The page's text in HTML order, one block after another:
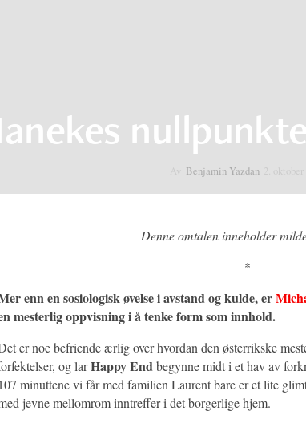
Benjamin Yazdan
Denne omtalen inneholder
*
enn en sosiologisk øvelse i avstand og kulde, er
mesterlig oppvisning i å tenke form som innhold.
er noe befriende ærlig over hvordan den østerrikske
og larHappy Endbegynne midt i et hav av
107 minuttene vi får med familien Laurent bare er et lite
jevne mellomrom inntreffer i det borgerlige hjem.